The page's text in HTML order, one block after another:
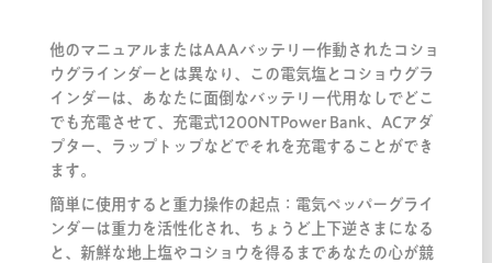
他のマニュアルまたはAAAバッテリー作動されたコショ
ウグラインダーとは異なり、この電気塩とコショウグラ
インダーは、あなたに面倒なバッテリー代用なしでどこ
でも充電させて、充電式1200NTPower Bank、ACアダ
プター、ラップトップなどでそれを充電することができ
ます。
簡単に使用すると重力操作の起点：電気ペッパーグライ
ンダーは重力を活性化され、ちょうど上下逆さまになる
と、新鮮な地上塩やコショウを得るまであなたの心が競